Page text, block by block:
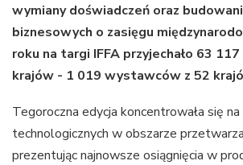
wymiany doświadczeń oraz
biznesowych o zasięgu
roku na targi IFFA przyjechało 63
krajów - 1 019 wystawców z 52
Tegoroczna edycja koncentrowała się na
technologicznych w obszarze
prezentując najnowsze osiągnięcia w